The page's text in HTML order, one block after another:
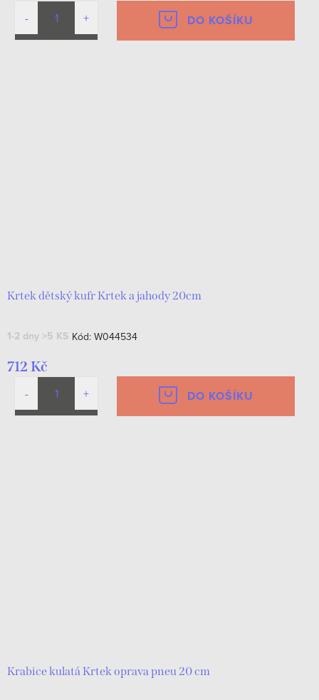
DO KOŠÍKU
Krtek dětský kufr Krtek a jahody 20cm
1-2 dny >5 KS Kód: W044534
712 Kč
DO KOŠÍKU
Krabice kulatá Krtek oprava pneu 20 cm